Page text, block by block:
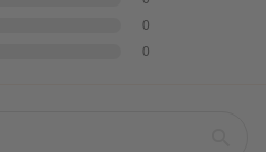
0
0